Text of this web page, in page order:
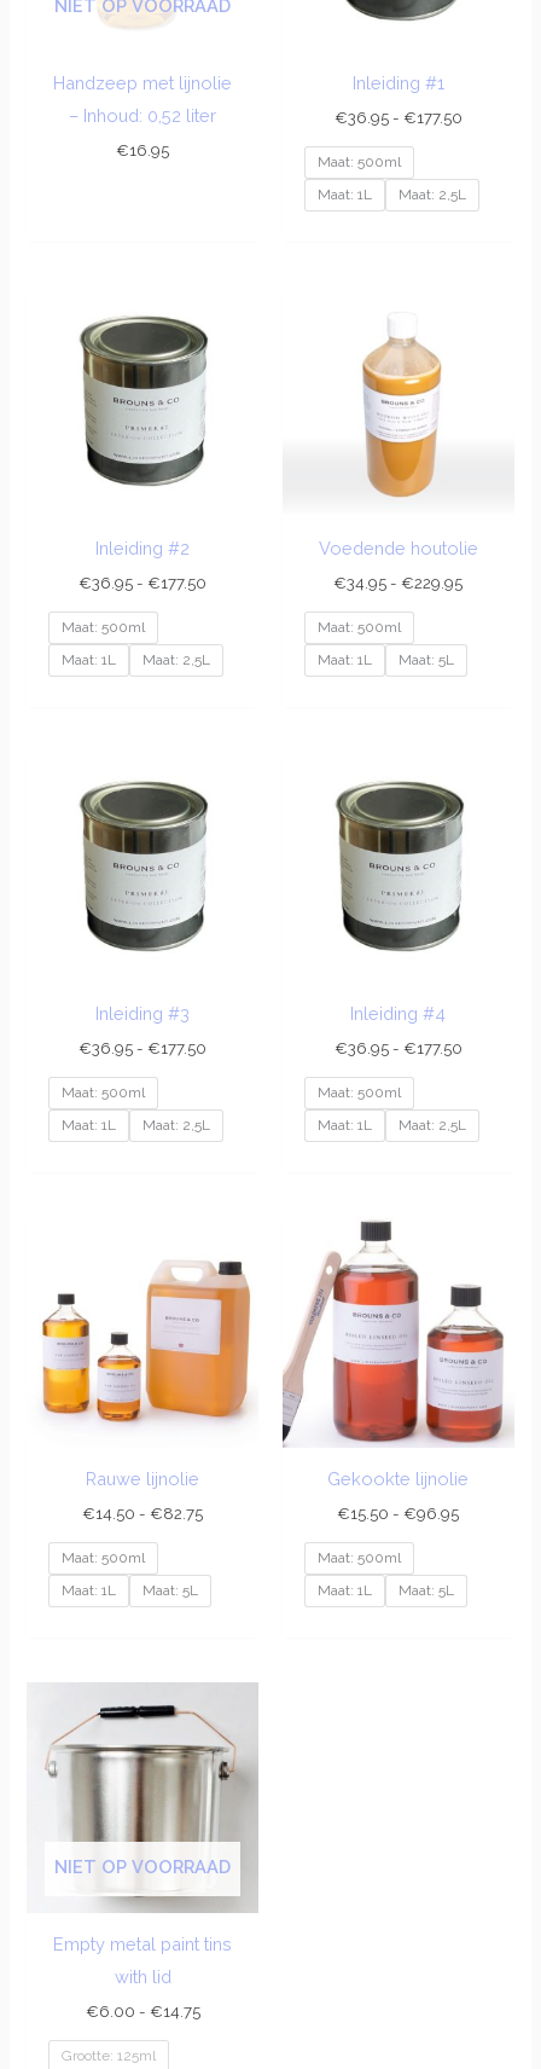
NIET OP VOORRAAD
Handzeep met lijnolie
– Inhoud: 0,52 liter
€16.95
Inleiding #1
€36.95 - €177.50
Maat: 500ml
Maat: 1L
Maat: 2,5L
Inleiding #2
€36.95 - €177.50
tot
€177.50
Maat: 500ml
Maat: 1L
Maat: 2,5L
Voedende houtolie
€34.95 - €229.95
Maat: 500ml
Maat: 1L
Maat: 5L
Inleiding #3
€36.95 - €177.50
tot
€177.50
Maat: 500ml
Maat: 1L
Maat: 2,5L
Inleiding #4
€36.95 - €177.50
tot
€177.50
Maat: 500ml
Maat: 1L
Maat: 2,5L
Rauwe lijnolie
€14.50 - €82.75
tot
€82.75
Maat: 500ml
Maat: 1L
Maat: 5L
Gekookte lijnolie
€15.50 - €96.95
€96.95
Maat: 500ml
Maat: 1L
Maat: 5L
NIET OP VOORRAAD
Empty metal paint tins
with lid
€6.00 - €14.75
€6.00
tot
€14.75
Grootte: 125ml